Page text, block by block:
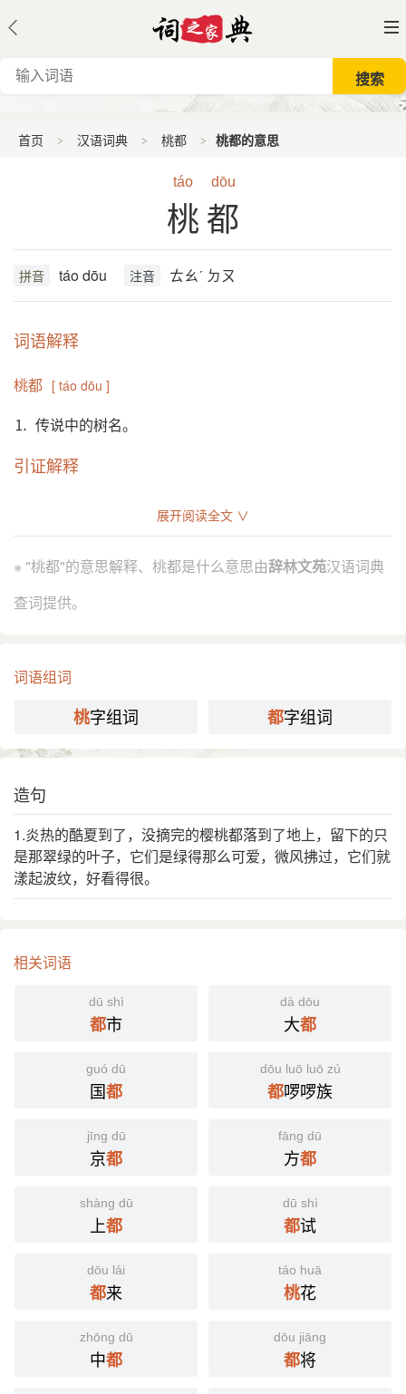
首页 汉语词典 桃都 桃都的意思
táo dōu
桃都
拼音 táo dōu 注音 ㄊㄠˊ ㄉㄡ
词语解释
桃都 [ táo dōu ]
⒈ 传说中的树名。
引证解释
《太平御览》卷九一八引《玄中记》：“东南有 桃都
鷄，日初出，光照此木，天鷄则鸣，群鷄皆随之鸣。”
元 杨维桢 《小游仙》诗之九：“东逾 弱水 赤流深，夜
都
展开阅读全文 ∨
※ "桃都"的意思解释、桃都是什么意思由辞林文苑汉语词典
查词提供。
词语组词
桃字组词 都字组词
造句
1.炎热的酷夏到了，没摘完的樱桃都落到了地上，留下的只
是那翠绿的叶子，它们是绿得那么可爱，微风拂过，它们就
漾起波纹，好看得很。
相关词语
dū shì
都市
dà dōu
大都
guó dū
国都
dōu luō luō zú
都啰啰族
jīng dū
京都
fāng dū
方都
shàng dū
上都
dū shì
都试
dōu lái
都来
táo huā
桃花
zhōng dū
中都
dōu jiāng
都将